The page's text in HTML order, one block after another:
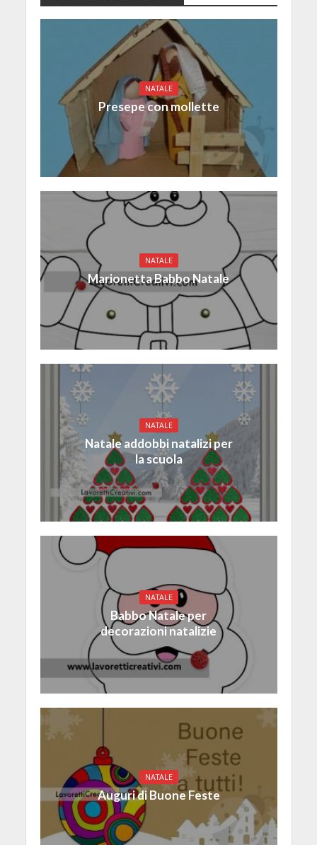
NATALE
Presepe con mollette
NATALE
Marionetta Babbo Natale
NATALE
Natale addobbi natalizi per
la scuola
NATALE
Babbo Natale per
decorazioni natalizie
NATALE
Auguri di Buone Feste